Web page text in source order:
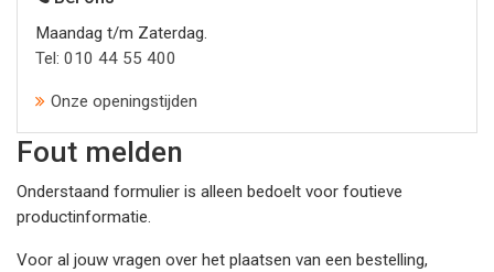
Maandag t/m Zaterdag.
Tel: 010 44 55 400
Onze openingstijden
Fout melden
Onderstaand formulier is alleen bedoelt voor foutieve
productinformatie.
Voor al jouw vragen over het plaatsen van een bestelling,